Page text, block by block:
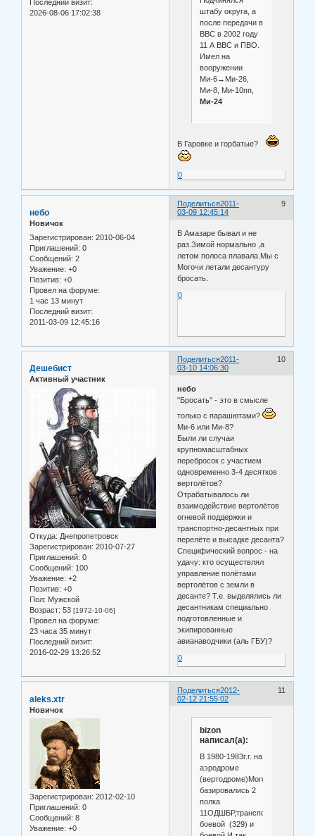
Последний визит:
2026-08-06 17:02:38
штабу округа, а
после передачи в
ВВС в 2002 году
11 А ВВС и ПВО.
Имел на
вооружении
Ми-6→Ми-26,
Ми-8, Ми-10пп,
Ми-24
В Гаровке и горбатые?
0
Поделиться 9
2011-
03-09 12:45:14
небо
Новичок
Зарегистрирован: 2010-06-04
Приглашений: 0
Сообщений: 2
Уважение: +0
Позитив: +0
Провел на форуме:
1 час 13 минут
Последний визит:
2011-03-09 12:45:16
В Амазаре бывал и не
раз.Зимой нормально ,а
летом полоса плавала.Мы с
Могочи летали десантуру
бросать.
0
Поделиться 10
2011-
03-10 14:06:30
Дешебист
Активный участник
Откуда: Днепропетровск
Зарегистрирован: 2010-07-27
Приглашений: 0
Сообщений: 100
Уважение: +2
Позитив: +0
Пол: Мужской
Возраст: 53 [1972-10-06]
Провел на форуме:
23 часа 35 минут
Последний визит:
2016-02-29 13:26:52
небо
"Бросать" - это в смысле
только с парашютами?
Ми-6 или Ми-8?
Были ли случаи
крупномасштабных
перебросок с участием
одновременно 3-4 десятков
вертолётов?
Отрабатывалось ли
взаимодействие вертолётов
огневой поддержки и
транспортно-десантных при
перелёте и высадке десанта?
Специфический вопрос - на
удачу: кто осуществлял
управление полётами
вертолётов с земли в
десанте? Т.е. выделялись ли
десантникам специально
подготовленные и
экипированные
авианаводчики (аль ГБУ)?
0
Поделиться 11
2012-
02-12 21:55:02
aleks.xtr
Новичок
Зарегистрирован: 2012-02-10
Приглашений: 0
Сообщений: 8
Уважение: +0
bizon
написал(а):
В 1980-1983г.г. на
аэродроме
(вертодроме)Могоча
базировались 2
полка
11ОДШБР,транспортно-
боевой (329) и